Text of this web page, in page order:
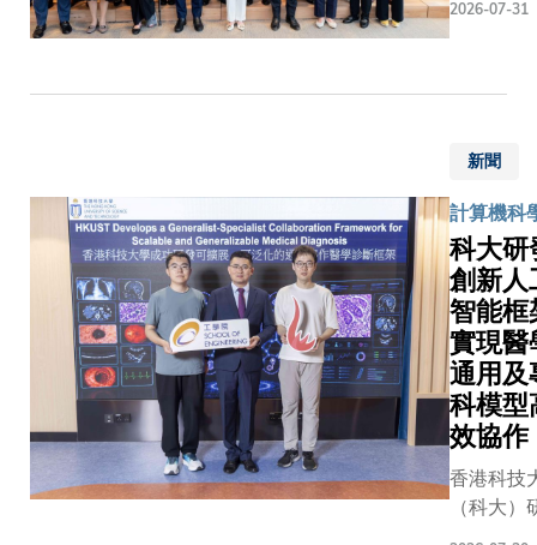
辦展
次為該
系列全
套35
幅珍貴
墨寶首
度在香
港公開
展出，
其間亦
將舉辦
漢字書
碼學工具
有加密
碼學作好
於金管局
活動——
上正式公
管局、香
限公司、
會及科大
（科大商
辦。隨着
續快速
2026-07-31
新聞
計算機科
科大研
創新人
智能框
實現醫
通用及
科模型
效協作
香港科技
（科大）